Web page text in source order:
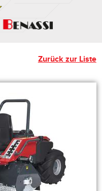
Zurück zur Liste